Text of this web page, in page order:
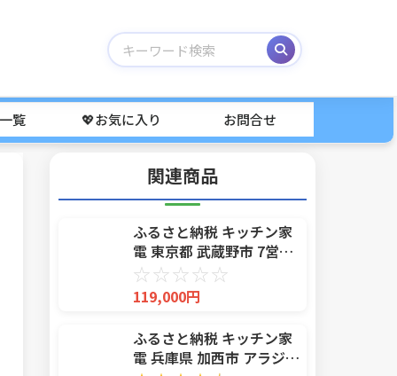
覧 💖お気に入り お問合せ
関連商品
ふるさと納税 キッチン家
電 東京都 武蔵野市 7営業
日以内発送 BALMUDA
The Toaster Pro ブラッ
クK11A-SE-BK／JP バル
ミューダ ザ・トースター
プロ 選べるカ
☆☆☆☆☆
119,000円
ふるさと納税 キッチン家
電 兵庫県 加西市 アラジン